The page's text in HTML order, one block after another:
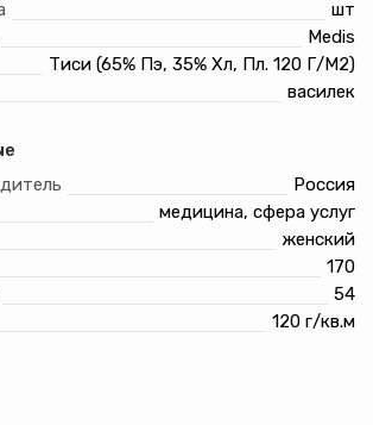
2003
рекомендуем:
"Лэйн", цвет василек
шт
Medis
Тиси (65% Пэ, 35% Хл, Пл. 120 Г/М2)
василек
Россия
медицина, сфера услуг
женский
170
54
120 г/кв.м